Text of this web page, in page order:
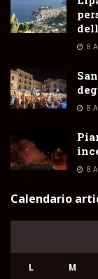
8
8
8
Calendario
L M